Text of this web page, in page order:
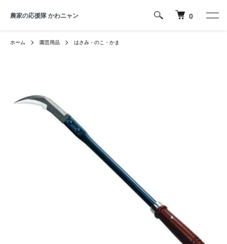
農家の応援隊 かわニャン 0
ホーム 園芸用品 はさみ・のこ・かま